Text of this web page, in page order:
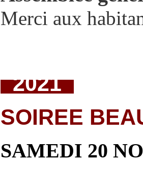
Merci aux
2021
SOIREE
SAMEDI 20